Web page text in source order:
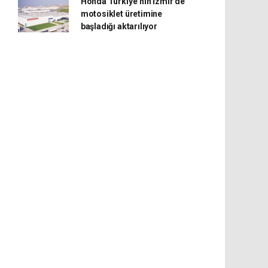
motosiklet üretimine
başladığı aktarılıyor